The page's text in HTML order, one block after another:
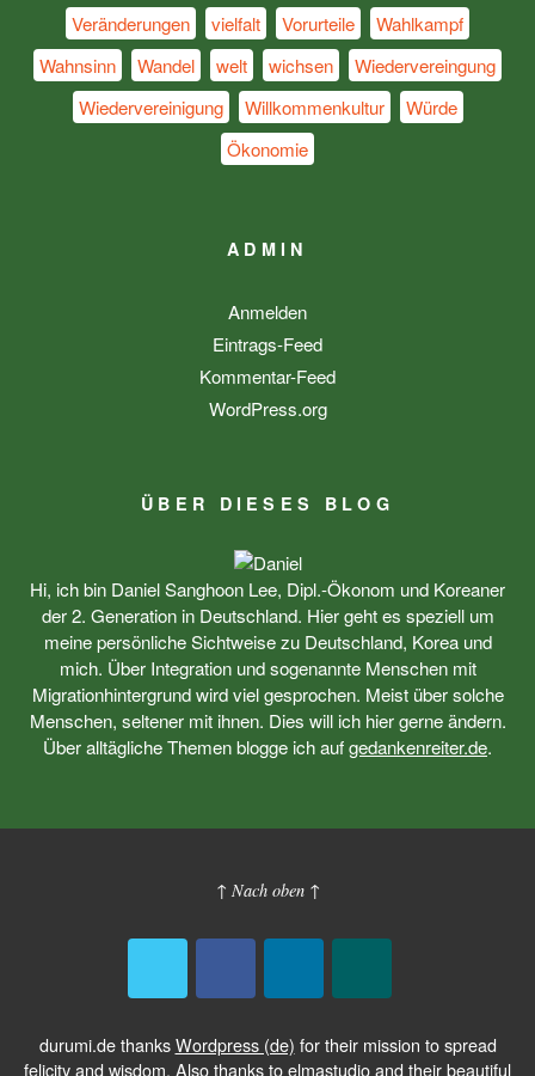
Veränderungen
vielfalt Vorurteile
Wahlkampf
Wahnsinn
Wandel welt wichsen
Wiedervereingung
Wiedervereinigung
Willkommenkultur
Würde
Ökonomie
ADMIN
Anmelden
Eintrags-Feed
Kommentar-Feed
WordPress.org
ÜBER DIESES BLOG
Hi, ich bin Daniel Sanghoon Lee, Dipl.-Ökonom und Koreaner
der 2. Generation in Deutschland. Hier geht es speziell um
meine persönliche Sichtweise zu Deutschland, Korea und
mich. Über Integration und sogenannte Menschen mit
Migrationhintergrund wird viel gesprochen. Meist über solche
Menschen, seltener mit ihnen. Dies will ich hier gerne ändern.
Über alltägliche Themen blogge ich aufgedankenreiter.de.
↑ Nach oben ↑
durumi.de thanksWordpress (de) for their mission to spread
felicity and wisdom. Also thanks toelmastudioand their beautiful